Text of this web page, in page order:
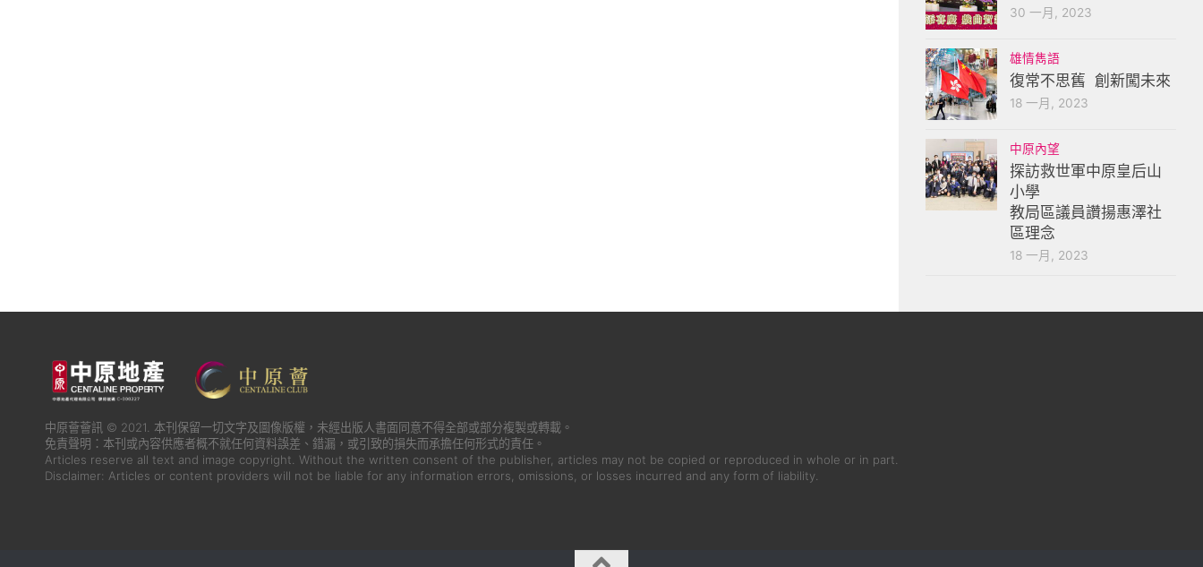
30 一月, 2023
雄情雋語
復常不思舊 創新闖未來
18 一月, 2023
中原內望
探訪救世軍中原皇后山
小學
教局區議員讚揚惠澤社
區理念
18 一月, 2023
中原薈薈訊 © 2021. 本刊保留一切文字及圖像版權，未經出版人書面同意不得全部或部分複製或轉載。
免責聲明：本刊或內容供應者概不就任何資料誤差、錯漏，或引致的損失而承擔任何形式的責任。
Articles reserve all text and image copyright. Without the written consent of the publisher, articles may not be copied or reproduced in whole or in part.
Disclaimer: Articles or content providers will not be liable for any information errors, omissions, or losses incurred and any form of liability.